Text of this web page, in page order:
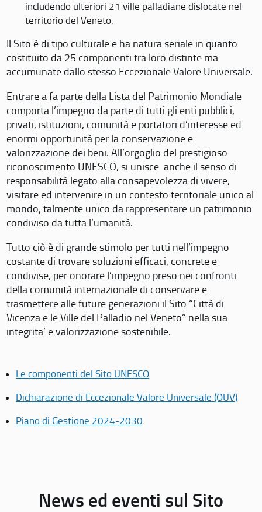
includendo ulteriori 21 ville palladiane dislocate nel
territorio del Veneto.
Il Sito è di tipo culturale e ha natura seriale in quanto
costituito da 25 componenti tra loro distinte ma
accumunate dallo stesso Eccezionale Valore Universale.
Entrare a fa parte della Lista del Patrimonio Mondiale
comporta l’impegno da parte di tutti gli enti pubblici,
privati, istituzioni, comunità e portatori d’interesse ed
enormi opportunità per la conservazione e
valorizzazione dei beni. All’orgoglio del prestigioso
riconoscimento UNESCO, si unisce anche il senso di
responsabilità legato alla consapevolezza di vivere,
visitare ed intervenire in un contesto territoriale unico al
mondo, talmente unico da rappresentare un patrimonio
condiviso da tutta l’umanità.
Tutto ciò è di grande stimolo per tutti nell’impegno
costante di trovare soluzioni efficaci, concrete e
condivise, per onorare l’impegno preso nei confronti
della comunità internazionale di conservare e
trasmettere alle future generazioni il Sito “Città di
Vicenza e le Ville del Palladio nel Veneto” nella sua
integrita’ e valorizzazione sostenibile.
Le componenti del Sito UNESCO
Dichiarazione di Eccezionale Valore Universale (OUV)
Piano di Gestione 2024-2030
News ed eventi sul Sito